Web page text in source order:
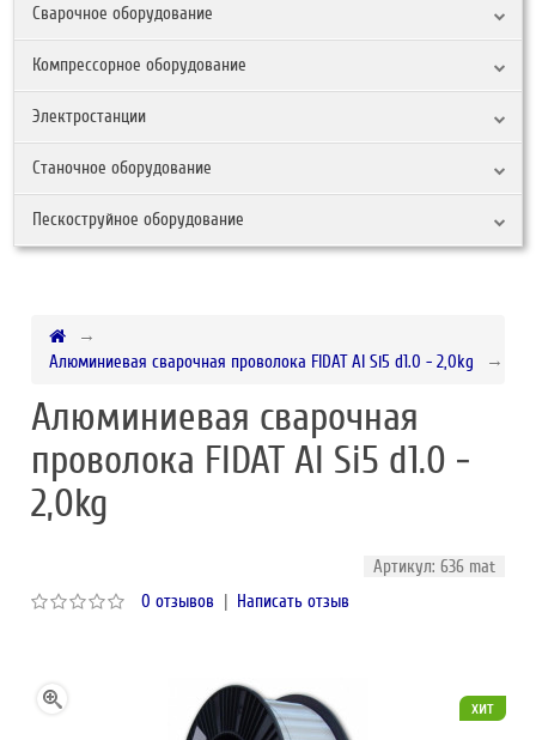
Сварочное оборудование
Компрессорное оборудование
Электростанции
Станочное оборудование
Пескоструйное оборудование
Алюминиевая сварочная проволока FIDAT Al Si5 d1.0 - 2,0kg
Алюминиевая сварочная
проволока FIDAT Al Si5 d1.0 -
2,0kg
Артикул: 636 mat
0 отзывов | Написать отзыв
хит